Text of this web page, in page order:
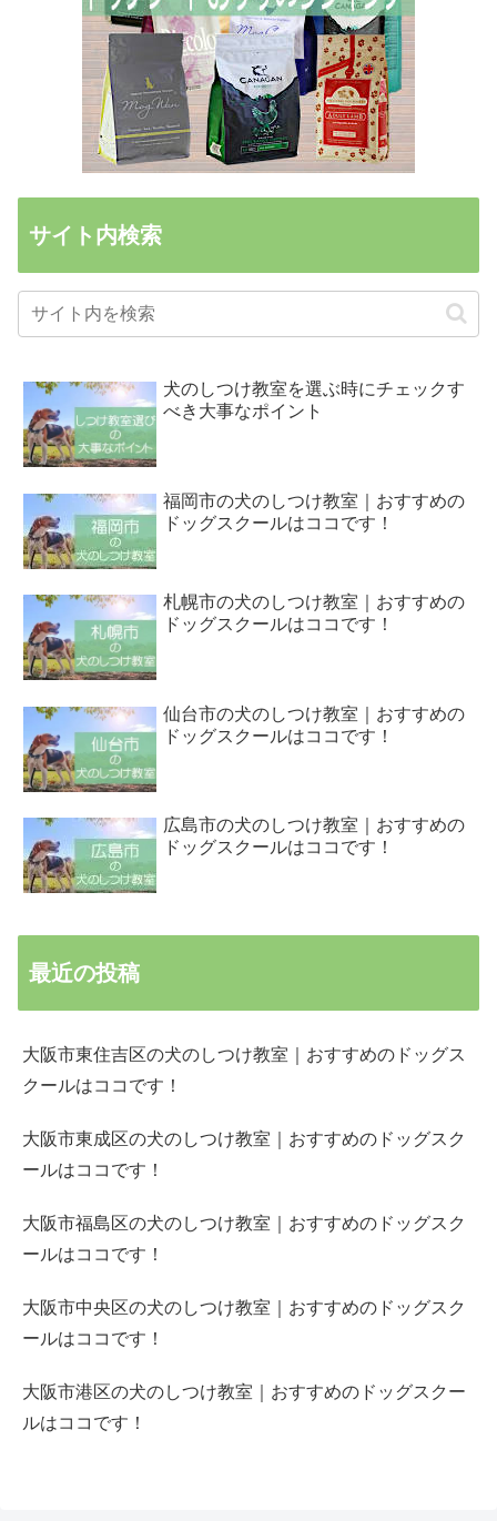
サイト内検索
犬のしつけ教室を選ぶ時にチェックす
べき大事なポイント
福岡市の犬のしつけ教室｜おすすめの
ドッグスクールはココです！
札幌市の犬のしつけ教室｜おすすめの
ドッグスクールはココです！
仙台市の犬のしつけ教室｜おすすめの
ドッグスクールはココです！
広島市の犬のしつけ教室｜おすすめの
ドッグスクールはココです！
最近の投稿
大阪市東住吉区の犬のしつけ教室｜おすすめのドッグス
クールはココです！
大阪市東成区の犬のしつけ教室｜おすすめのドッグスク
ールはココです！
大阪市福島区の犬のしつけ教室｜おすすめのドッグスク
ールはココです！
大阪市中央区の犬のしつけ教室｜おすすめのドッグスク
ールはココです！
大阪市港区の犬のしつけ教室｜おすすめのドッグスクー
ルはココです！